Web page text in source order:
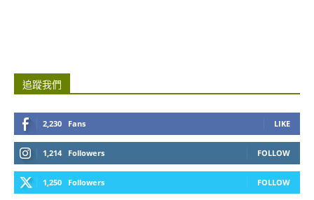
追蹤我們
2,230 Fans LIKE
1,214 Followers FOLLOW
1,250 Followers FOLLOW